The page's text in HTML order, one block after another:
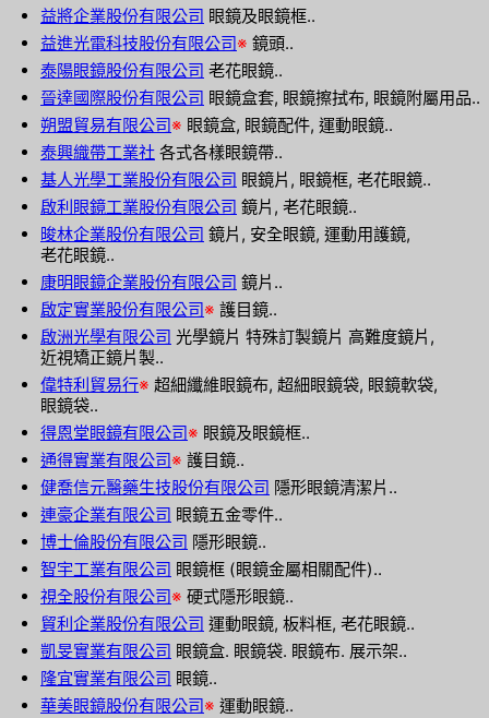
益將企業股份有限公司 眼鏡及眼鏡框..
益進光電科技股份有限公司※ 鏡頭..
泰陽眼鏡股份有限公司 老花眼鏡..
晉達國際股份有限公司 眼鏡盒套, 眼鏡擦拭布, 眼鏡附屬用品..
朔盟貿易有限公司※ 眼鏡盒, 眼鏡配件, 運動眼鏡..
泰興織帶工業社 各式各樣眼鏡帶..
基人光學工業股份有限公司 眼鏡片, 眼鏡框, 老花眼鏡..
啟利眼鏡工業股份有限公司 鏡片, 老花眼鏡..
晙林企業股份有限公司 鏡片, 安全眼鏡, 運動用護鏡,
老花眼鏡..
康明眼鏡企業股份有限公司 鏡片..
啟定實業股份有限公司※ 護目鏡..
啟洲光學有限公司 光學鏡片 特殊訂製鏡片 高難度鏡片,
近視矯正鏡片製..
偉特利貿易行※ 超細纖維眼鏡布, 超細眼鏡袋, 眼鏡軟袋,
眼鏡袋..
得恩堂眼鏡有限公司※ 眼鏡及眼鏡框..
通得實業有限公司※ 護目鏡..
健喬信元醫藥生技股份有限公司 隱形眼鏡清潔片..
連豪企業有限公司 眼鏡五金零件..
博士倫股份有限公司 隱形眼鏡..
智宇工業有限公司 眼鏡框 (眼鏡金屬相關配件)..
視全股份有限公司※ 硬式隱形眼鏡..
貿利企業股份有限公司 運動眼鏡, 板料框, 老花眼鏡..
凱旻實業有限公司 眼鏡盒. 眼鏡袋. 眼鏡布. 展示架..
隆宜實業有限公司 眼鏡..
華美眼鏡股份有限公司※ 運動眼鏡..